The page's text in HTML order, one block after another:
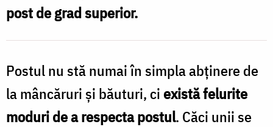
Foto:
Oana
Nechifor
post de grad superior.
Postul nu stă numai în simpla abținere de
la mâncăruri și băuturi, ciexistă felurite
moduri de a respecta postul. Căci unii se